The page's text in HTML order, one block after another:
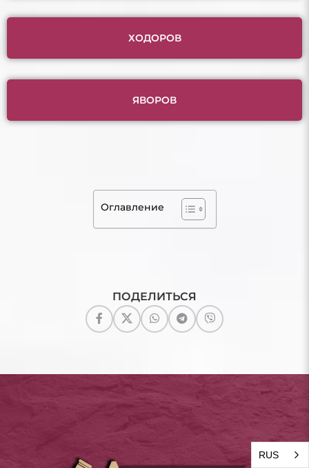
ХОДОРОВ
ЯВОРОВ
Оглавление
ПОДЕЛИТЬСЯ
RUS